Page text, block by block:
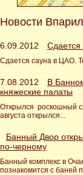
Новости
6.09.2012
Сдается сауна в ЦАО.
7.08.2012
В
княжеские палаты
Открылся роскошный
августа открылся...
Банный Двор
по-черному
Банный комплекс в
познакомится с баней